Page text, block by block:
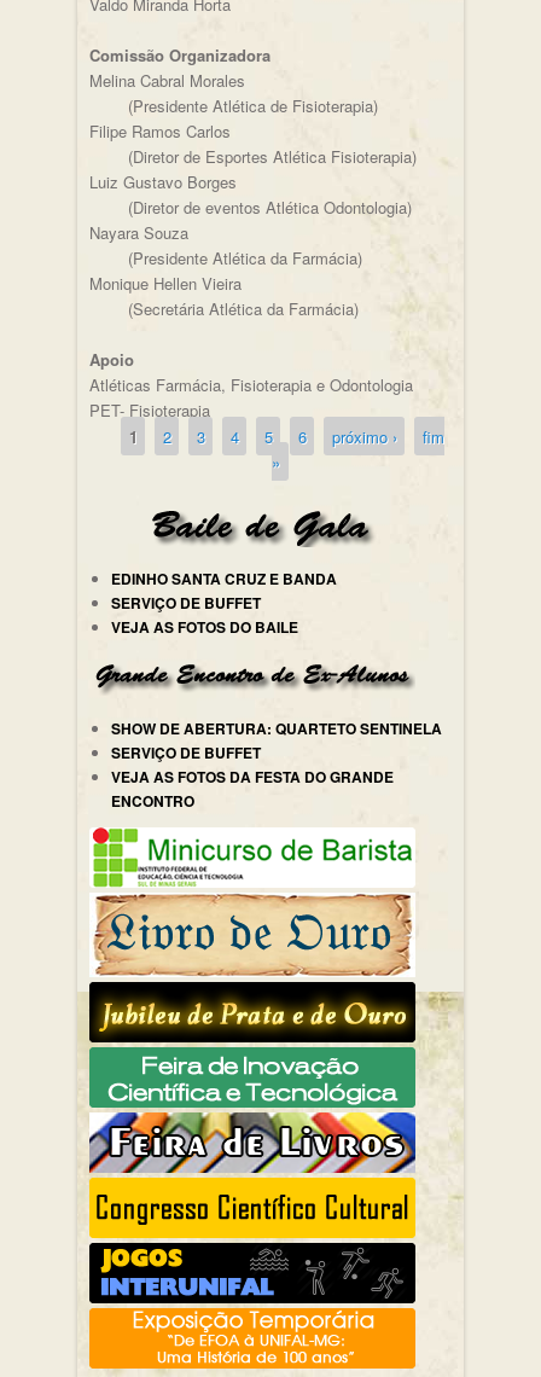
Comissão Organizadora
Melina Cabral Morales
(Presidente Atlética de Fisioterapia)
Filipe Ramos Carlos
(Diretor de Esportes Atlética Fisioterapia)
Luiz Gustavo Borges
(Diretor de eventos Atlética Odontologia)
Nayara Souza
(Presidente Atlética da Farmácia)
Monique Hellen Vieira
(Secretária Atlética da Farmácia)
Apoio
Atléticas Farmácia, Fisioterapia e Odontologia
PET- Fisioterapia
Páginas
1 2 3 4 5 6 próximo ›
fim
»
EDINHO SANTA CRUZ E BANDA
SERVIÇO DE BUFFET
VEJA AS FOTOS DO BAILE
SHOW DE ABERTURA: QUARTETO SENTINELA
SERVIÇO DE BUFFET
VEJA AS FOTOS DA FESTA DO GRANDE
ENCONTRO